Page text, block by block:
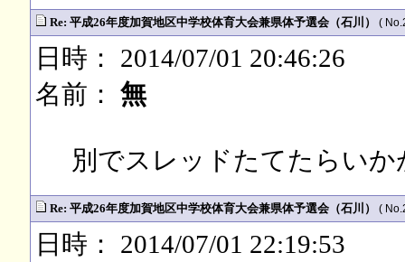
Re: 平成26年度加賀地区中学校体育大会兼県体予選会（石川） (
日時： 2014/07/01 20:46:26
名前： 無
別でスレッドたてたらいか
Re: 平成26年度加賀地区中学校体育大会兼県体予選会（石川） (
日時： 2014/07/01 22:19:53